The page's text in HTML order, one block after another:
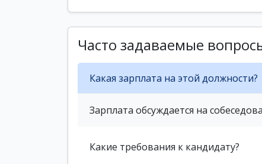
Часто задаваемые
Какая зарплата на этой должности?
Зарплата обсуждается на
Какие требования к кандидату?